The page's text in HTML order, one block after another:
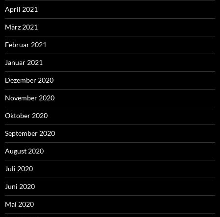
April 2021
März 2021
Februar 2021
Januar 2021
Dezember 2020
November 2020
Oktober 2020
September 2020
August 2020
Juli 2020
Juni 2020
Mai 2020